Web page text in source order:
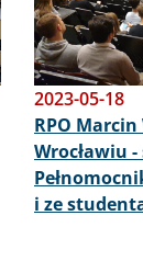
2023-05-18
RPO
Wrocławiu
i ze